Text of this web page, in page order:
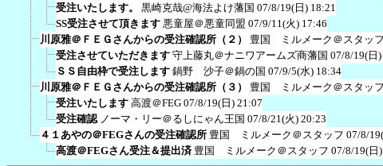
受注いたします。
黒崎克哉@海法よけ藩国 07/8/19(日) 18:21
SS受注させて頂きます 悪童屋＠悪童同盟 07/9/11(火) 17:46
川原雅＠ＦＥＧさんからの受注確認所（２）
豊国 ミルメーク＠スタッフ
受注させていただきます 守上藤丸＠ナニワアームズ商藩国 07/8/19(日
ＳＳ自由枠で受注します 鍋野 沙子＠鍋の国 07/9/5(水) 18:34
川原雅＠ＦＥＧさんからの受注確認所（３）
豊国 ミルメーク＠スタッフ
受注いたします 高渡＠FEG 07/8/19(日) 21:07
受注確認 ノーマ・リー＠るしにゃん王国 07/8/21(火) 20:23
４１あやの＠FEGさんの受注確認所 豊国 ミルメーク＠スタッフ 07/8/
高渡＠FEGさん受注＆提出済 豊国 ミルメーク＠スタッフ 07/8/19(日